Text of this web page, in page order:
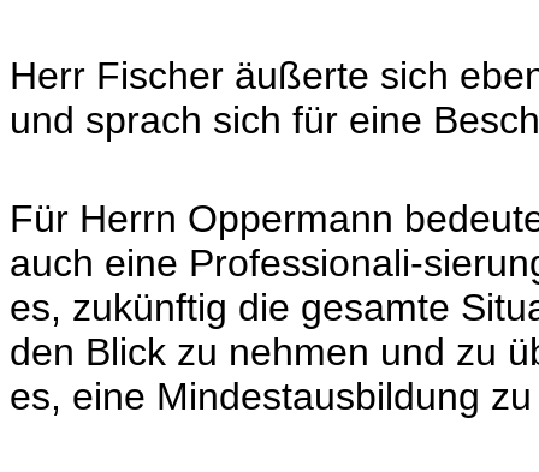
Herr Fischer äußerte sich
und sprach sich für eine
Für Herrn Oppermann
auch eine Professionali-
es, zukünftig die gesamte
den Blick zu nehmen und zu
es, eine Mindestausbildung